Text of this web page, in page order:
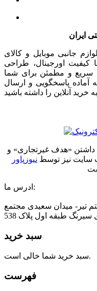
ایران
جانبی موبایل و کالای
کیفیت اورجینال، طراحی
سریع و مطمئن برای شما
آماده پاسخگویی و ارسال
داشتن «هدف غیرتجاری» و
سایت نیز توسط نیوزپاور
ادرس ما:
تیر- میدان سعیدی مجتمع
سیرنگ طبقه اول پلاک 538
سبد خرید
سبد خرید شما خالی است.
فهرست